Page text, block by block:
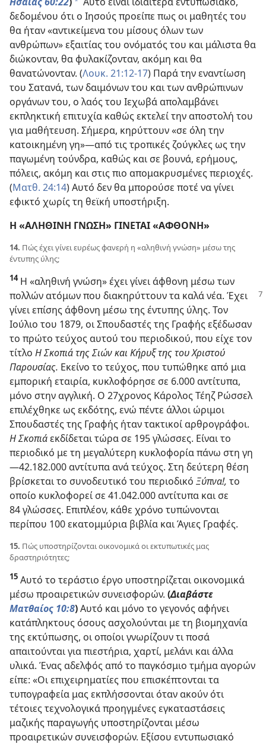
*
δεδομένου ότι ο Ιησούς προείπε πως οι μαθητές του
θα ήταν «αντικείμενα του μίσους όλων των
ανθρώπων» εξαιτίας του ονόματός του και μάλιστα θα
διώκονταν, θα φυλακίζονταν, ακόμη και θα
θανατώνονταν. (Λουκ. 21:12-17) Παρά την εναντίωση
του Σατανά, των δαιμόνων του και των ανθρώπινων
οργάνων του, ο λαός του Ιεχωβά απολαμβάνει
εκπληκτική επιτυχία καθώς εκτελεί την αποστολή του
για μαθήτευση. Σήμερα, κηρύττουν «σε όλη την
κατοικημένη γη»​—από τις τροπικές ζούγκλες ως την
παγωμένη τούνδρα, καθώς και σε βουνά, ερήμους,
πόλεις, ακόμη και στις πιο απομακρυσμένες περιοχές.
(Ματθ. 24:14) Αυτό δεν θα μπορούσε ποτέ να γίνει
εφικτό χωρίς τη θεϊκή υποστήριξη.
Η «ΑΛΗΘΙΝΗ ΓΝΩΣΗ» ΓΙΝΕΤΑΙ «ΑΦΘΟΝΗ»
14. Πώς έχει γίνει ευρέως φανερή η «αληθινή γνώση» μέσω της
έντυπης ύλης;
14Η «αληθινή γνώση» έχει γίνει άφθονη μέσω των
πολλών ατόμων που διακηρύττουντα καλά νέα. Έχει
γίνει επίσης άφθονη μέσω της έντυπης ύλης. Τον
Ιούλιο του 1879, οι Σπουδαστές της Γραφής εξέδωσαν
το πρώτο τεύχος αυτού του περιοδικού, που είχε τον
τίτλο Η Σκοπιά της Σιών και Κήρυξ της του Χριστού
Παρουσίας. Εκείνο το τεύχος, που τυπώθηκε από μια
εμπορική εταιρία, κυκλοφόρησε σε 6.000 αντίτυπα,
μόνο στην αγγλική. Ο 27χρονος Κάρολος Τέηζ Ρώσσελ
επιλέχθηκε ως εκδότης, ενώ πέντε άλλοι ώριμοι
Σπουδαστές της Γραφής ήταν τακτικοί αρθρογράφοι.
Η Σκοπιάεκδίδεται τώρα σε 195 γλώσσες. Είναι το
περιοδικό με τη μεγαλύτερη κυκλοφορία πάνω στη γη​
—42.182.000 αντίτυπα ανά τεύχος. Στη δεύτερη θέση
βρίσκεται το συνοδευτικό του περιοδικό Ξύπνα!, το
οποίο κυκλοφορεί σε 41.042.000 αντίτυπα και σε
84 γλώσσες. Επιπλέον, κάθε χρόνο τυπώνονται
περίπου 100 εκατομμύρια βιβλία και Άγιες Γραφές.
15. Πώς υποστηρίζονται οικονομικά οι εκτυπωτικές μας
δραστηριότητες;
15 Αυτό το τεράστιο έργο υποστηρίζεται οικονομικά
μέσω προαιρετικών συνεισφορών. (Διαβάστε
Ματθαίος 10:8)Αυτό και μόνο το γεγονός αφήνει
κατάπληκτους όσους ασχολούνται με τη βιομηχανία
της εκτύπωσης, οι οποίοι γνωρίζουν τι ποσά
απαιτούνται για πιεστήρια, χαρτί, μελάνι και άλλα
υλικά. Ένας αδελφός από το παγκόσμιο τμήμα αγορών
είπε: «Οι επιχειρηματίες που επισκέπτονται τα
τυπογραφεία μας εκπλήσσονται όταν ακούν ότι
τέτοιες τεχνολογικά προηγμένες εγκαταστάσεις
μαζικής παραγωγής υποστηρίζονται μέσω
προαιρετικών συνεισφορών. Εξίσου εντυπωσιακό